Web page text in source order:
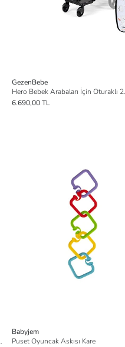
GezenBebe
6.690,00 TL
Çocuk Aparatı
Babyjem
Puset Oyuncak Askısı Kare